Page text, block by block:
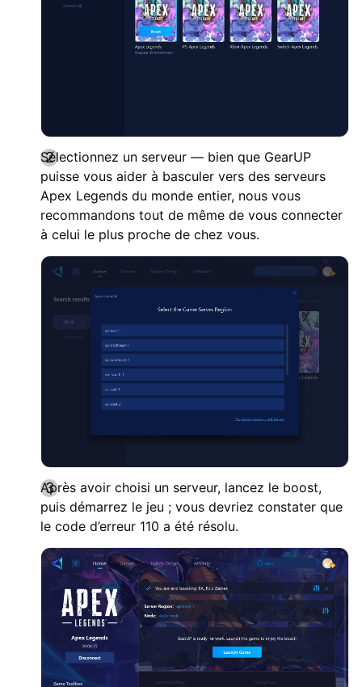
Sélectionnez un serveur — bien que GearUP
puisse vous aider à basculer vers des serveurs
Apex Legends du monde entier, nous vous
recommandons tout de même de vous connecter
à celui le plus proche de chez vous.
Après avoir choisi un serveur, lancez le boost,
puis démarrez le jeu ; vous devriez constater que
le code d’erreur 110 a été résolu.